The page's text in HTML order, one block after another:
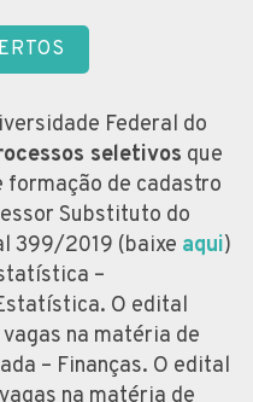
Federal do
seletivos que
formação de cadastro
Substituto do
399/2019 (baixe aqui)
–
O edital
na matéria de
– Finanças. O edital
na matéria de